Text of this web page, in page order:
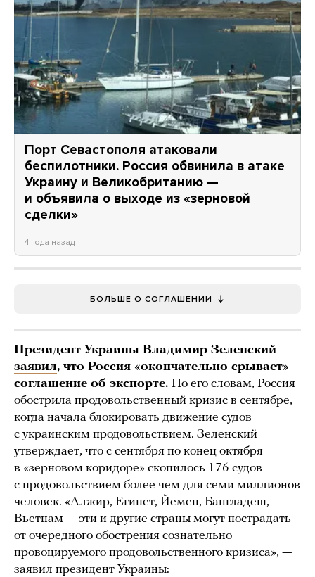
Порт Севастополя атаковали
беспилотники. Россия обвинила в атаке
Украину и Великобританию —
и объявила о выходе из «зерновой
сделки»
4 года назад
БОЛЬШЕ О СОГЛАШЕНИИ
Президент Украины Владимир Зеленский
заявил, что Россия «окончательно срывает»
соглашение об экспорте. По его словам, Россия
обострила продовольственный кризис в сентябре,
когда начала блокировать движение судов
с украинским продовольствием. Зеленский
утверждает, что с сентября по конец октября
в «зерновом коридоре» скопилось 176 судов
с продовольствием более чем для семи миллионов
человек. «Алжир, Египет, Йемен, Бангладеш,
Вьетнам — эти и другие страны могут пострадать
от очередного обострения сознательно
провоцируемого продовольственного кризиса», —
заявил президент Украины: